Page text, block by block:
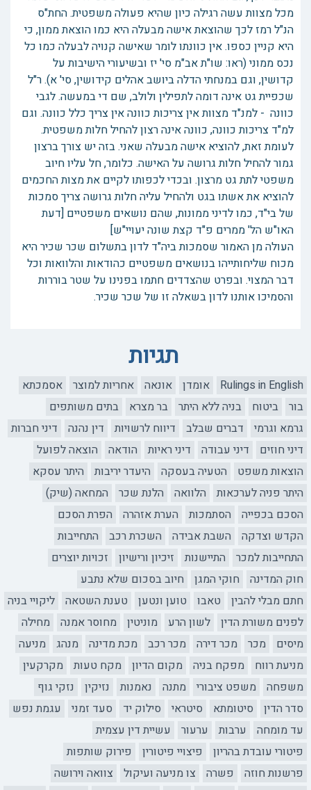
מכל מצוות עשה רגילה כיון שהיא פעולה משפטית. החת"ס
הנ"ל רמז לכך שהוצאת אישה מבעלה היא כמו הוצאת ממון, כי
היא קניין כספו. אין כוונתו לומר שאישה קנויה לבעלה כמו כל
נכס ממוני (ראו: שו"ת אב"מ סי' יז ובשיעורי הישיבות על
קדושין, וגם במנחתי הדלה ביושב אהלים קידושין, סי' א). ר"ל
שכפיית גט אינה דומה לתפילין ולולב, שם די במעשה. לגבי
כוונה - למנ"ד מצוות אין צריכות כוונה אין צריך כלל כוונה. וגם
למ"ד צריכות כוונה, כוונה אינה רצון להחיל חלות משפטית.
לעומת זאת, להוציא אישה מבעלה שאני. בזה יש צורך ברצון
גמור להחיל חלות גרושה על האישה. כלומר, חל עליו חיוב
משפטי לתת גט מרצון. ובכדי לכפותו לקיים את מצות החכמים
להוציא את אשתו בגט ולהחיל עליה חלות גרושה צריך סמכות
של בי"ד, כמו לדיני ממונות, שהם נושאים משפטיים [דעת
האו"ש הל' ממרים פ"ד קצת שונה יעויי"ש]
העולה מן האמור שסמכות ביה"ד לדון בתשלום שכר שכיר היא
מכוח שליחותייהו בנושאים משפטיים כהודאות והלוואות וכל
דבר המצוי. ובפרט שהצדדים חתמו בפנינו על שטר בוררות
והסמיכו אותנו לדון בשאלה זו של שכר שכיר.
תגיות
Rulings in English אומדן אונאה אחריות למוצר
אסמכתא
בור
ביטוח בניה ללא היתר בר מצרא
בתים משותפים
גרמא וגרמי
דברים שבלב דיווח לרשויות דין נהנה
דיני חברות
דיני חוזים
דיני עבודה דיני ראיות הודאה
הוצאה לפועל
הוצאות משפט
הטעיה בעסקה היעדר יריבות
היתר עסקא
היתר פניה לערכאות
הלוואה הלנת שכר
המחאה (שיק)
הסכם בכפייה
הסתמכות הערת אזהרה
הפרת הסכם
הקדש וצדקה
השבת אבידה השכרת רכב
התחייבות
התחייבות למכר
התיישנות זיכיון ורישיון
זכויות יוצרים
חוק המדינה
חוקי המגן
חיוב בסכום שלא נתבע
חתם מבלי להבין
טאבו טוען ונטען טענת השטאה
ליקויי בניה
לפנים משורת הדין
לשון הרע מוניטין מחוסר אמנה
מחילה
מיסים
מכר מכר דירה מכר רכב מכת מדינה מנהג
מניעה
מניעת רווח
מפקח בניה מקום הדיון מקח טעות
מקרקעין
משפחה
משפט ציבורי מתנה נאמנות נזיקין
נזקי גוף
סדר הדין
סיטומתא סיטראי סילוק יד סעד זמני
עגמת נפש
עד מומחה
ערבות ערעור
עשיית דין עצמית
פיטורי עובדת בהריון
פיצויי פיטורין
פירוק שותפות
פרשנות חוזה
פשרה צו מניעה ועיקול
צוואה וירושה